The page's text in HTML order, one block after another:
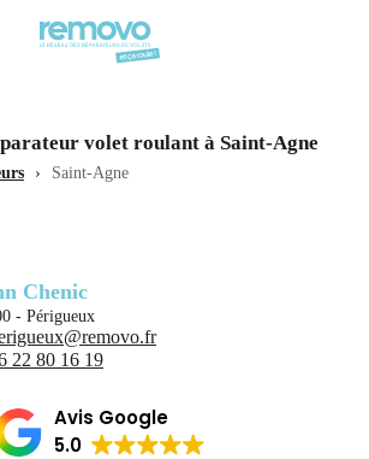
volet roulant à Saint-Agne
› Saint-Agne
Chenic
- Périgueux
22 80 16 19
Avis Google
5.0